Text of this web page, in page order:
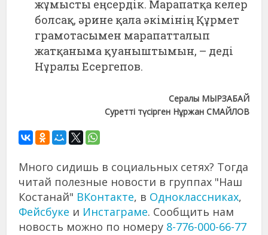
жұмысты еңсердік. Марапатқа келер
болсақ, әрине қала әкімінің Құрмет
грамотасымен марапатталып
жатқаныма қуаныштымын, – деді
Нұралы Есергепов.
Сералы МЫРЗАБАЙ
Суретті түсірген Нұржан СМАЙЛОВ
Много сидишь в социальных сетях? Тогда
читай полезные новости в группах "Наш
Костанай" ВКонтакте, в Одноклассниках,
Фейсбуке и Инстаграме. Сообщить нам
новость можно по номеру 8-776-000-66-77